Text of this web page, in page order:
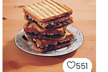
551